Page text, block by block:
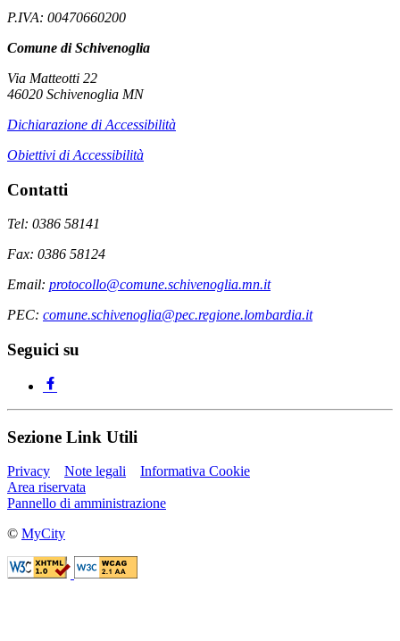
P.IVA: 00470660200
Comune di Schivenoglia
Via Matteotti 22
46020 Schivenoglia MN
Dichiarazione di Accessibilità
Obiettivi di Accessibilità
Contatti
Tel: 0386 58141
Fax: 0386 58124
Email: protocollo@comune.schivenoglia.mn.it
PEC: comune.schivenoglia@pec.regione.lombardia.it
Seguici su
Sezione Link Utili
Privacy Note legali
Informativa Cookie
Area riservata
Pannello di amministrazione
© MyCity